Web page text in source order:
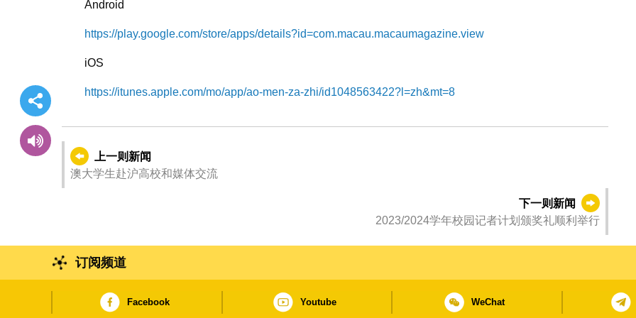
Android
https://play.google.com/store/apps/details?id=com.macau.macaumagazine.view
iOS
https://itunes.apple.com/mo/app/ao-men-za-zhi/id1048563422?l=zh&mt=8
上一则新闻
澳大学生赴沪高校和媒体交流
下一则新闻
2023/2024学年校园记者计划颁奖礼顺利举行
订阅频道
Facebook Youtube WeChat